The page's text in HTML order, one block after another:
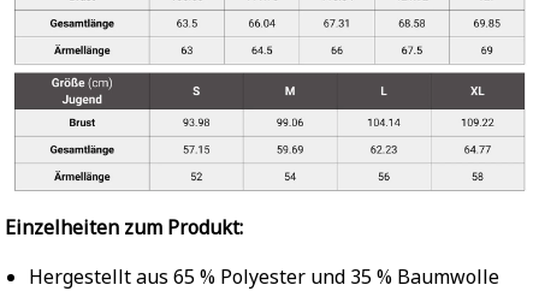
Einzelheiten zum Produkt:
Hergestellt aus 65 % Polyester und 35 % Baumwolle